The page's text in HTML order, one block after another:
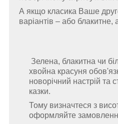
А якщо класика Ваше
варіантів – або
Зелена, блакитна чи
хвойна красуня
новорічний настрій та
казки.
Тому визначтеся з
оформляйте